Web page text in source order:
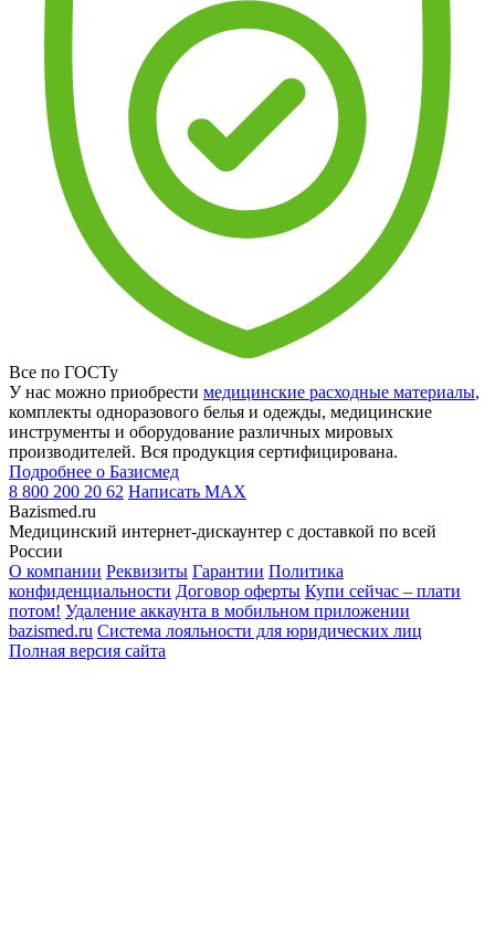
Все по ГОСТу
У нас можно приобрести медицинские расходные материалы,
комплекты одноразового белья и одежды, медицинские
инструменты и оборудование различных мировых
производителей. Вся продукция сертифицирована.
Подробнее о Базисмед
8 800 200 20 62 Написать MAX
Bazismed.ru
Медицинский интернет-дискаунтер с доставкой по всей
России
О компании Реквизиты Гарантии Политика
конфиденциальности Договор оферты Купи сейчас – плати
потом! Удаление аккаунта в мобильном приложении
bazismed.ru Система лояльности для юридических лиц
Полная версия сайта